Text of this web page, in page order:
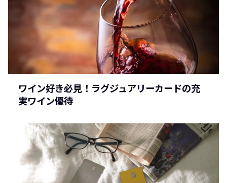
ワイン好き必見！ラグジュアリーカードの充
実ワイン優待